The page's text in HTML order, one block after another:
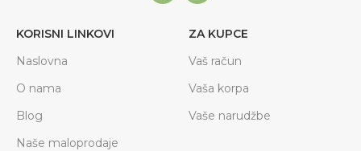
KORISNI LINKOVI
Naslovna
O nama
Blog
Naše maloprodaje
ZA KUPCE
Vaš račun
Vaša korpa
Vaše narudžbe